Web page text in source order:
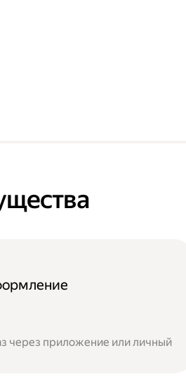
через приложение или личный